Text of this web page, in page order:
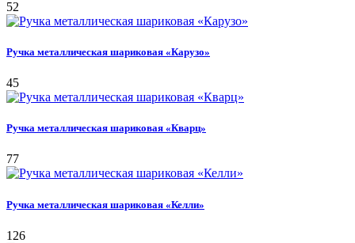
52
Ручка металлическая шариковая «Карузо»
45
Ручка металлическая шариковая «Кварц»
77
Ручка металлическая шариковая «Келли»
126